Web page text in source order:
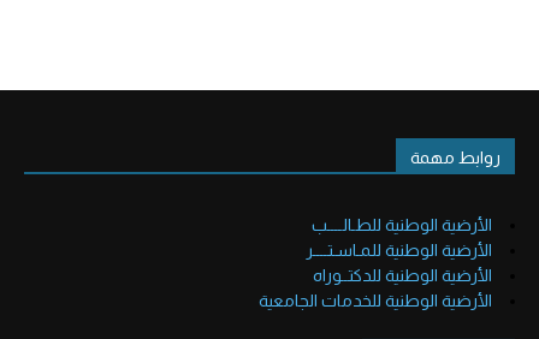
روابط مهمة
الأرضية الوطنية للطـالــــب
الأرضية الوطنية للمـاسـتــــر
الأرضية الوطنية للدكتــوراه
الأرضية الوطنية للخدمات الجامعية